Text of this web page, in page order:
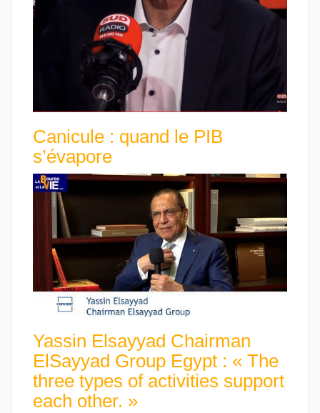
Canicule : quand le PIB
s’évapore
Yassin Elsayyad Chairman
ElSayyad Group Egypt : « The
three types of activities support
each other. »